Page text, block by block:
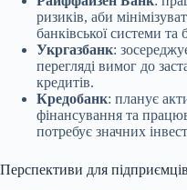
ризиків, аби
банківської системи та
Укргазбанк:
перегляді вимог до
кредитів.
Кредобанк: планує
фінансування та
потребує значних
Перспективи для підприємців